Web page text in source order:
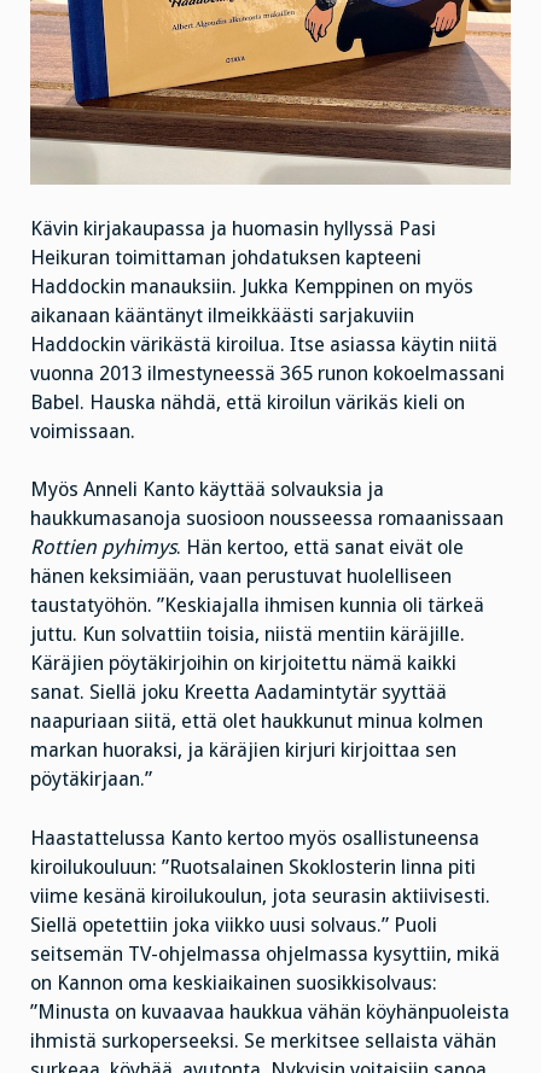
Kävin kirjakaupassa ja huomasin hyllyssä Pasi
Heikuran toimittaman johdatuksen kapteeni
Haddockin manauksiin. Jukka Kemppinen on myös
aikanaan kääntänyt ilmeikkäästi sarjakuviin
Haddockin värikästä kiroilua. Itse asiassa käytin niitä
vuonna 2013 ilmestyneessä 365 runon kokoelmassani
Babel. Hauska nähdä, että kiroilun värikäs kieli on
voimissaan.
Myös Anneli Kanto käyttää solvauksia ja
haukkumasanoja suosioon nousseessa romaanissaan
Rottien pyhimys. Hän kertoo, että sanat eivät ole
hänen keksimiään, vaan perustuvat huolelliseen
taustatyöhön. ”Keskiajalla ihmisen kunnia oli tärkeä
juttu. Kun solvattiin toisia, niistä mentiin käräjille.
Käräjien pöytäkirjoihin on kirjoitettu nämä kaikki
sanat. Siellä joku Kreetta Aadamintytär syyttää
naapuriaan siitä, että olet haukkunut minua kolmen
markan huoraksi, ja käräjien kirjuri kirjoittaa sen
pöytäkirjaan.”
Haastattelussa Kanto kertoo myös osallistuneensa
kiroilukouluun: ”Ruotsalainen Skoklosterin linna piti
viime kesänä kiroilukoulun, jota seurasin aktiivisesti.
Siellä opetettiin joka viikko uusi solvaus.” Puoli
seitsemän TV-ohjelmassa ohjelmassa kysyttiin, mikä
on Kannon oma keskiaikainen suosikkisolvaus:
”Minusta on kuvaavaa haukkua vähän köyhänpuoleista
ihmistä surkoperseeksi. Se merkitsee sellaista vähän